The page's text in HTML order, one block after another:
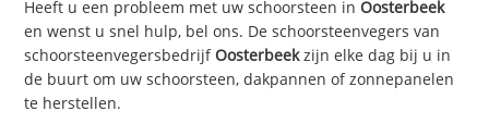
Heeft u een probleem met uw schoorsteen inOosterbeek
en wenst u snel hulp, bel ons. De schoorsteenvegers van
schoorsteenvegersbedrijfOosterbeekzijn elke dag bij u in
de buurt om uw schoorsteen, dakpannen of zonnepanelen
te herstellen.